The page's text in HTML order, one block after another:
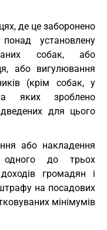
де це заборонено
установлену
собак, або
або вигулювання
(крім собак, у
яких зроблено
для цього
або накладення
до трьох
громадян і
на посадових
мінімумів